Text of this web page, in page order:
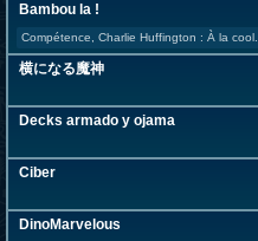
Bambou la !
Compétence, Charlie Huffington : À la cool.
横になる魔神
Decks armado y ojama
Ciber
DinoMarvelous